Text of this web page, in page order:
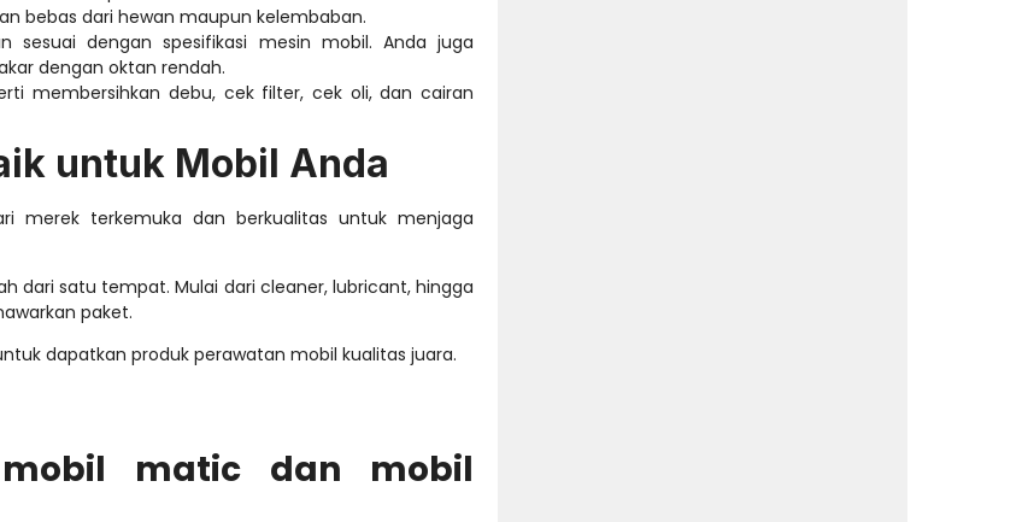
bebas dari hewan maupun kelembaban.
sesuai dengan spesifikasi mesin mobil. Anda juga
dengan oktan rendah.
membersihkan debu, cek filter, cek oli, dan cairan
untuk Mobil Anda
merek terkemuka dan berkualitas untuk menjaga
dari satu tempat. Mulai dari cleaner, lubricant, hingga
paket.
dapatkan produk perawatan mobil kualitas juara.
matic dan mobil